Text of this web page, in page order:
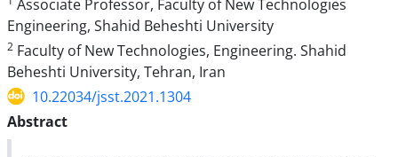
Associate Professor, Faculty of New Technologies
Engineering, Shahid Beheshti University
2 Faculty of New Technologies, Engineering. Shahid
Beheshti University, Tehran, Iran
10.22034/jsst.2021.1304
Abstract